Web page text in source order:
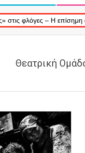
– Η επίσημη αδιαφορία
Θεατρική